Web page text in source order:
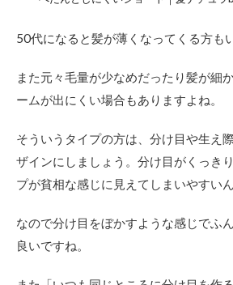
50代になると髪が薄くなってくる方も
また元々毛量が少なめだったり髪が細
ームが出にくい場合もありますよね。
そういうタイプの方は、分け目や生え
ザインにしましょう。分け目がくっき
プが貧相な感じに見えてしまいやすいん
なので分け目をぼかすような感じでふ
良いですね。